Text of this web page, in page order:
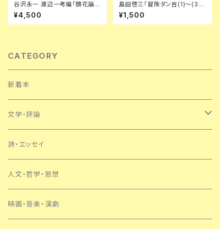
谷沢永一 渡辺一考編「鏡花論集
成」初版 函入り 帯付き 装釘:前
川直 立風書房 三島由紀夫 澁澤
龍彦 鏑木清方
¥4,500
島田啓三「冒険ダン吉(1)〜(3)
セット」全初版 解説:手塚治虫 講
談社 少年倶楽部文庫
¥1,500
CATEGORY
新着本
文学・評論
日本
外国
SF・ミステリー
詩・エッセイ
人文・哲学・思想
映画・音楽・演劇